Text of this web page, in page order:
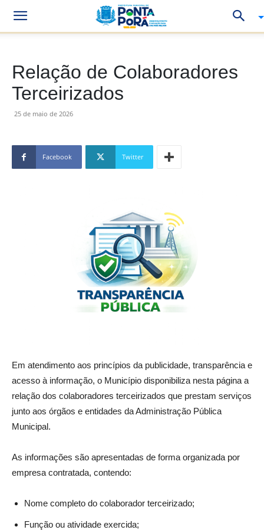
Relação de Colaboradores
Terceirizados
25 de maio de 2026
Facebook Twitter
Em atendimento aos princípios da publicidade, transparência e
acesso à informação, o Município disponibiliza nesta página a
relação dos colaboradores terceirizados que prestam serviços
junto aos órgãos e entidades da Administração Pública
Municipal.
As informações são apresentadas de forma organizada por
empresa contratada, contendo:
Nome completo do colaborador terceirizado;
Função ou atividade exercida;